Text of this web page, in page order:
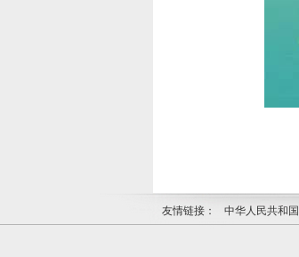
友情链接： 中华人民共和